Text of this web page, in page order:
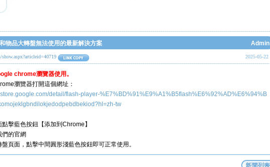
物品大轉盤無法使用的最新解決方案 Admin
2025-05-22
chrome瀏覽器使用。
瀏覽器打開這個網址：
detail/flash-player-%E7%BD%91%E9%A1%B5flash%E6%92%AD%E6%94%B
tw
點擊藍色按鈕【添加到Chrome】
們的官網
盤頁面，點擊中間圓形淺藍色按鈕即可正常使用。